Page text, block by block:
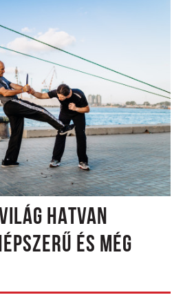
HATVAN
ÉS MÉG